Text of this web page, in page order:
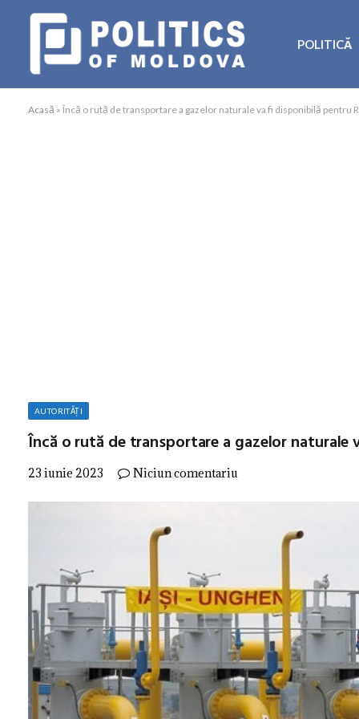
POLITICĂ
Acasă » Încă o rută de transportare a gazelor naturale va fi disponibilă pentru
AUTORITĂȚI
Încă o rută de transportare a gazelor
23 iunie 2023 Niciun comentariu